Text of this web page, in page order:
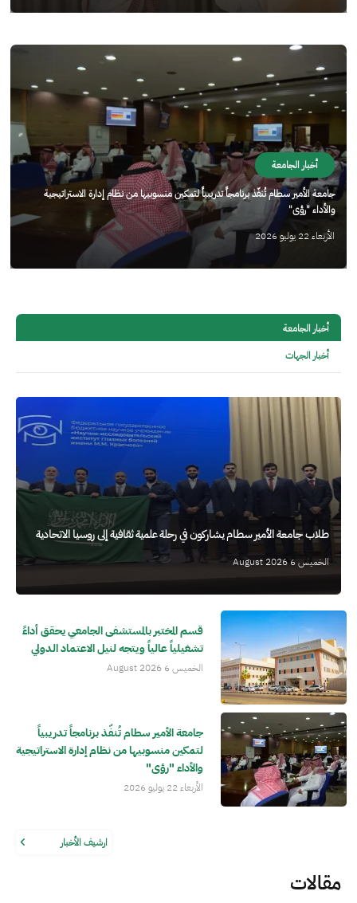
الصورة
أخبار الجامعة
جامعة الأمير سطام تُنفّذ برنامجاً تدريبياً لتمكين منسوبيها من نظام إدارة الاستراتيجية
والأداء "رؤى"
الأربعاء 22 يوليو 2026
أخبار الجامعة
أخبار الجهات
طلاب جامعة الأمير سطام يشاركون في رحلة علمية ثقافية إلى روسيا الاتحادية
الخميس 6 August 2026
قسم المختبر بالمستشفى الجامعي يحقق أداءً
تشغيلياً عالياً ويتجه لنيل الاعتماد الدولي
الخميس 6 August 2026
جامعة الأمير سطام تُنفّذ برنامجاً تدريبياً
لتمكين منسوبيها من نظام إدارة الاستراتيجية
والأداء "رؤى"
الأربعاء 22 يوليو 2026
ارشيف الأخبار
مقالات